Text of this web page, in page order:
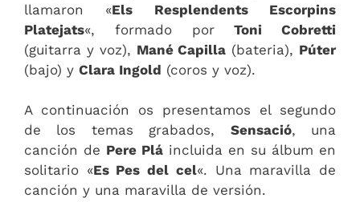
llamaron «Els Resplendents Escorpins
Platejats«, formado porToni Cobretti
(guitarra y voz), Mané Capilla (bateria), Púter
(bajo) y Clara Ingold (coros y voz).
A continuación os presentamos el segundo
de los temas grabados, Sensació, una
canción de Pere Plá incluida en su álbum en
solitario «Es Pes del cel«. Una maravilla de
canción y una maravilla de versión.